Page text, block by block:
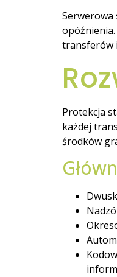
transferów
Protekcja
każdej
środków